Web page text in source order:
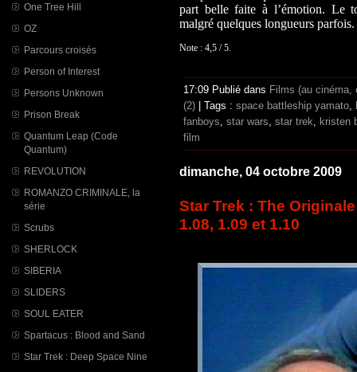
One Tree Hill
OZ
Parcours croisés
Person of Interest
Persons Unknown
Prison Break
Quantum Leap (Code
Quantum)
REVOLUTION
ROMANZO CRIMINALE, la
série
Scrubs
SHERLOCK
SIBERIA
SLIDERS
SOUL EATER
Spartacus : Blood and Sand
Star Trek : Deep Space Nine
part belle faite à l’émotion. Le
malgré quelques longueurs parfois.
Note : 4,5 / 5.
17:09 Publié dans Films (au cinéma,
(2) | Tags : space battleship yamato
fanboys star wars star trek
kristen
film
dimanche, 04 octobre 2009
Star Trek : The
1.08, 1.09 et 1.10